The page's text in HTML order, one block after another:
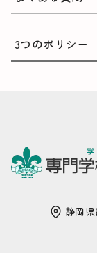
3つのポリシー
静岡